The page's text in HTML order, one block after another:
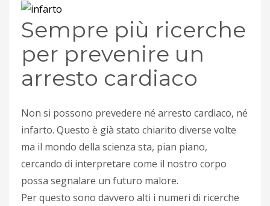
Sempre più ricerche
per prevenire un
arresto cardiaco
Non si possono prevedere né arresto cardiaco, né
infarto. Questo è già stato chiarito diverse volte
ma il mondo della scienza sta, pian piano,
cercando di interpretare come il nostro corpo
possa segnalare un futuro malore.
Per questo sono davvero alti i numeri di ricerche